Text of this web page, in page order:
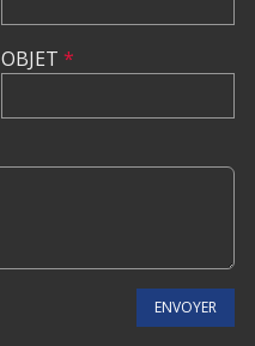
OBJET *
ENVOYER